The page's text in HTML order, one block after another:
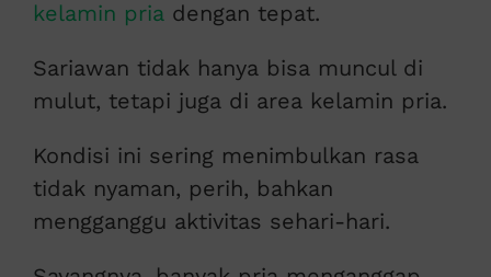
kelamin priadengan tepat.
Sariawan tidak hanya bisa muncul di
mulut, tetapi juga di area kelamin pria.
Kondisi ini sering menimbulkan rasa
tidak nyaman, perih, bahkan
mengganggu aktivitas sehari-hari.